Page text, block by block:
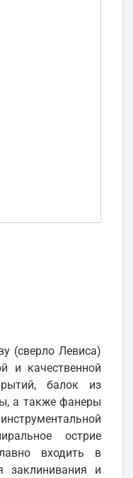
(сверло Левиса)
и качественной
балок из
а также фанеры
острие
входить в
заклинивания и